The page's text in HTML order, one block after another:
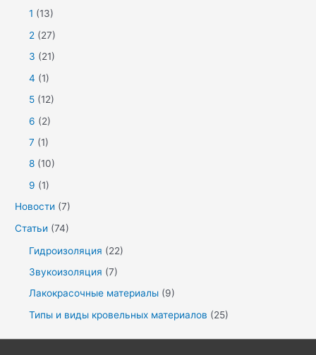
1 (13)
2 (27)
3 (21)
4 (1)
5 (12)
6 (2)
7 (1)
8 (10)
9 (1)
Новости (7)
Статьи (74)
Гидроизоляция (22)
Звукоизоляция (7)
Лакокрасочные материалы (9)
Типы и виды кровельных материалов (25)